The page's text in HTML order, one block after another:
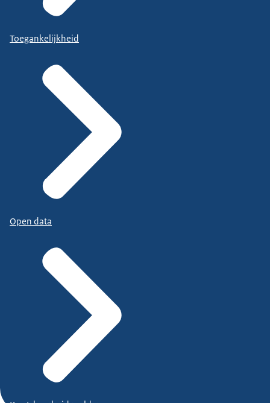
Toegankelijkheid
Open data